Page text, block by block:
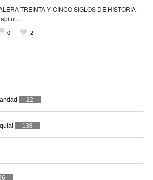
TREINTA Y CINCO SIGLOS DE HISTORIA
0 2
22
138